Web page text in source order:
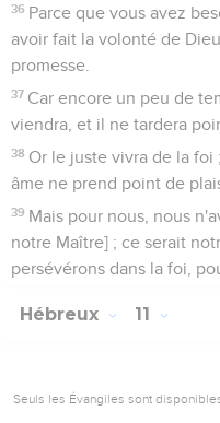
36 Parce que vous avez
avoir fait la volonté de
promesse.
37 Car encore un peu de
viendra, et il ne tardera
38 Or le juste vivra de la foi
âme ne prend point de
39 Mais pour nous, nous
notre Maître] ; ce serait
persévérons dans la foi,
Hébreux 11
Seuls les Évangiles sont